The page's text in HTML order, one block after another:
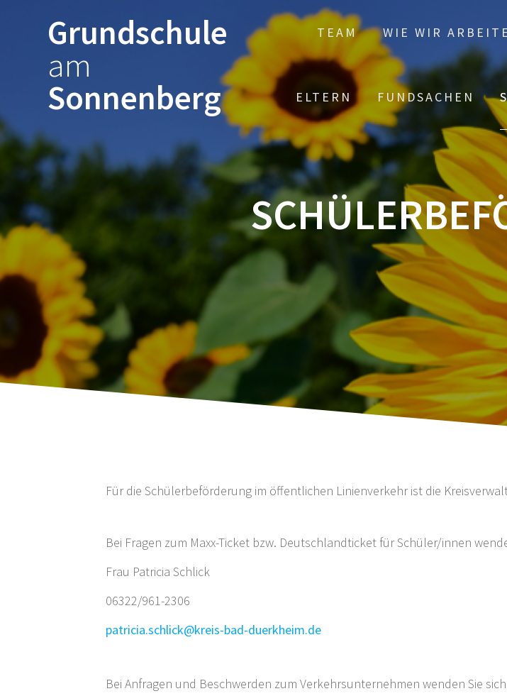
Grundschule
am
Sonnenberg
TEAM WIE WIR
ELTERN FUNDSACHEN
Für die Schülerbeförderung im öffentlichen Linienverkehr ist die
Bei Fragen zum Maxx-Ticket bzw. Deutschlandticket für Schüler/innen
Frau Patricia Schlick
06322/961-2306
patricia.schlick@kreis-bad-duerkheim.de
Bei Anfragen und Beschwerden zum Verkehrsunternehmen wenden Sie